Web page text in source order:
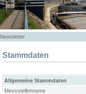
Newsletter
Stammdaten
Allgemeine Stammdaten
Messstellenname